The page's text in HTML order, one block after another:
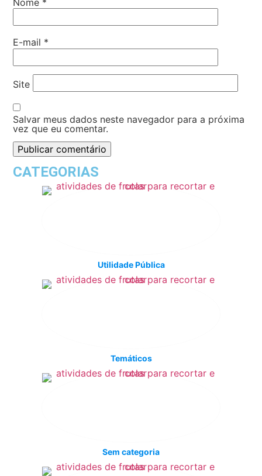
Nome *
E-mail *
Site
Salvar meus dados neste navegador para a próxima
vez que eu comentar.
CATEGORIAS
Utilidade Pública
Temáticos
Sem categoria